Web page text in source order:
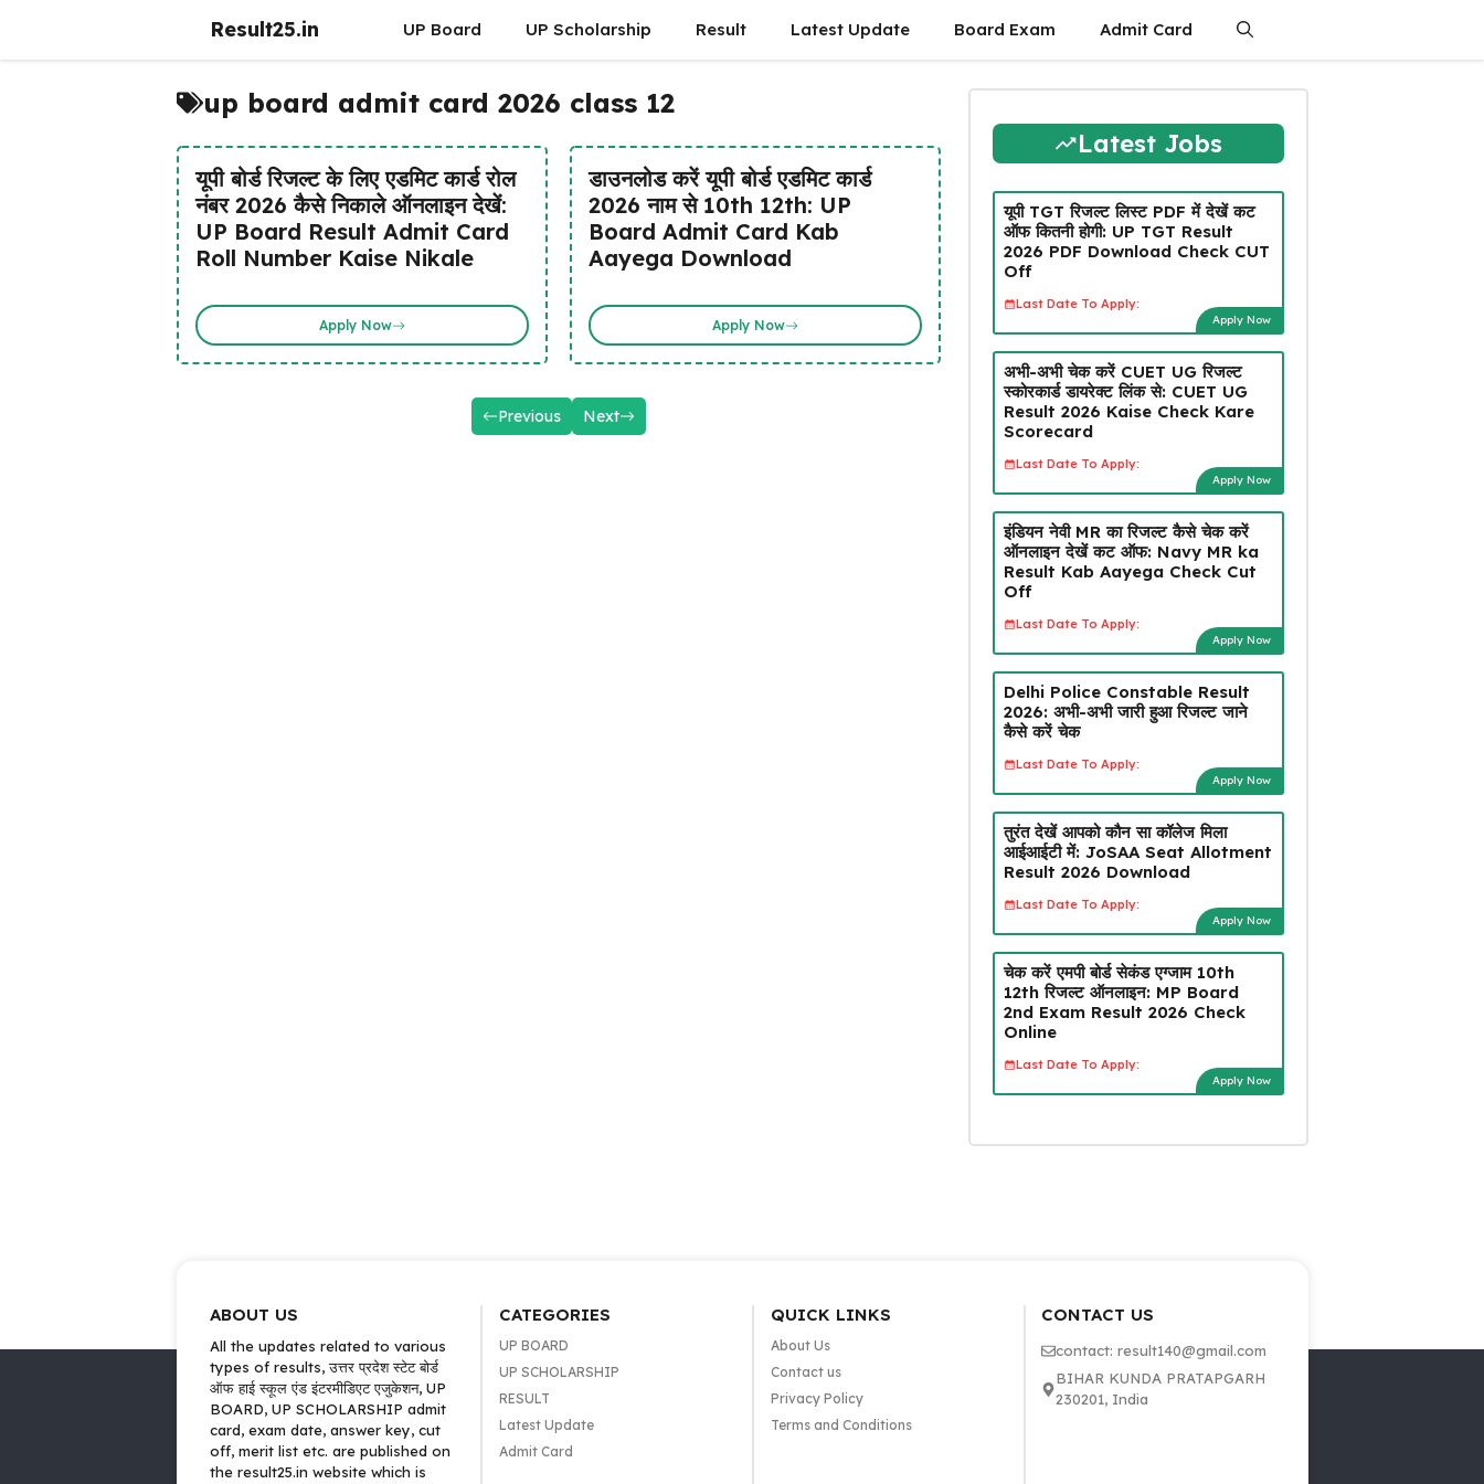
Result25.in UP Board UP Scholarship Result Latest Update Board Exam Admit Card
up board admit card 2026 class 12
यूपी बोर्ड रिजल्ट के लिए एडमिट कार्ड रोल
नंबर 2026 कैसे निकाले ऑनलाइन देखें:
UP Board Result Admit Card
Roll Number Kaise Nikale
Apply Now
डाउनलोड करें यूपी बोर्ड एडमिट कार्ड
2026 नाम से 10th 12th: UP
Board Admit Card Kab
Aayega Download
Apply Now
Previous Next
Latest Jobs
यूपी TGT रिजल्ट लिस्ट PDF में देखें कट
ऑफ कितनी होगी: UP TGT Result
2026 PDF Download Check CUT
Off
Last Date To Apply:
Apply Now
अभी-अभी चेक करें CUET UG रिजल्ट
स्कोरकार्ड डायरेक्ट लिंक से: CUET UG
Result 2026 Kaise Check Kare
Scorecard
Last Date To Apply:
Apply Now
इंडियन नेवी MR का रिजल्ट कैसे चेक करें
ऑनलाइन देखें कट ऑफ: Navy MR ka
Result Kab Aayega Check Cut
Off
Last Date To Apply:
Apply Now
Delhi Police Constable Result
2026: अभी-अभी जारी हुआ रिजल्ट जाने
कैसे करें चेक
Last Date To Apply:
Apply Now
तुरंत देखें आपको कौन सा कॉलेज मिला
आईआईटी में: JoSAA Seat Allotment
Result 2026 Download
Last Date To Apply:
Apply Now
चेक करें एमपी बोर्ड सेकंड एग्जाम 10th
12th रिजल्ट ऑनलाइन: MP Board
2nd Exam Result 2026 Check
Online
Last Date To Apply:
Apply Now
ABOUT US
All the updates related to various
types of results, उत्तर प्रदेश स्टेट बोर्ड
ऑफ हाई स्कूल एंड इंटरमीडिएट एजुकेशन, UP
BOARD, UP SCHOLARSHIP admit
card, exam date, answer key, cut
off, merit list etc. are published on
the result25.in website which is
CATEGORIES
UP BOARD
UP SCHOLARSHIP
RESULT
Latest Update
Admit Card
QUICK LINKS
About Us
Contact us
Privacy Policy
Terms and Conditions
CONTACT US
contact: result140@gmail.com
BIHAR KUNDA PRATAPGARH
230201, India